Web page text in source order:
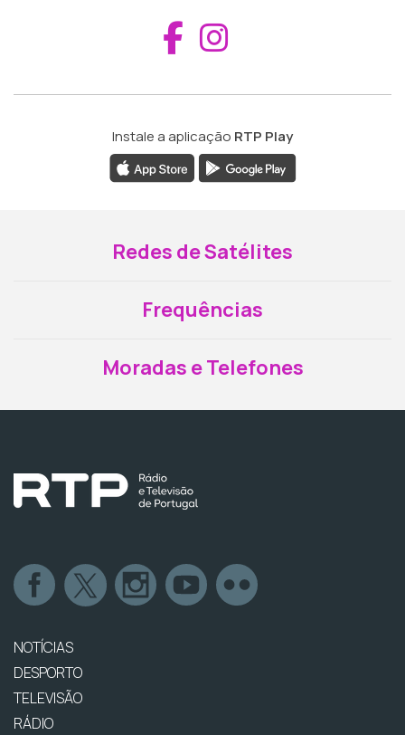
Aceder ao
Instale a aplicação RTP Play
Redes de Satélites
Frequências
Moradas e Telefones
NOTÍCIAS
DESPORTO
TELEVISÃO
RÁDIO